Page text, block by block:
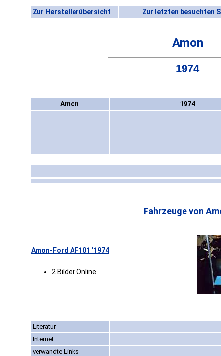
Zur Herstellerübersicht Zur letzten besuchten
Amon
1974
Amon 1974
Fahrzeuge von
Amon-Ford AF101 '1974
2 Bilder Online
Literatur
Internet
verwandte Links